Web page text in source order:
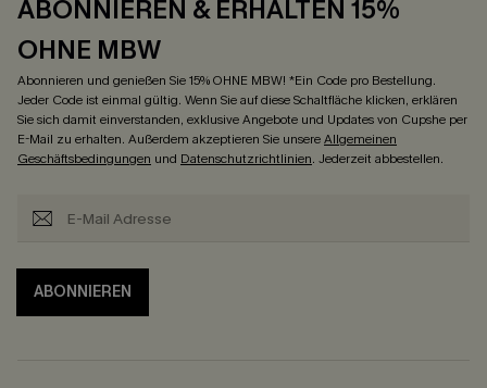
ABONNIEREN & ERHALTEN 15%
OHNE MBW
Abonnieren und genießen Sie 15% OHNE MBW! *Ein Code pro Bestellung.
Jeder Code ist einmal gültig. Wenn Sie auf diese Schaltfläche klicken, erklären
Sie sich damit einverstanden, exklusive Angebote und Updates von Cupshe per
E-Mail zu erhalten. Außerdem akzeptieren Sie unsereAllgemeinen
Geschäftsbedingungen und Datenschutzrichtlinien. Jederzeit abbestellen.
ABONNIEREN